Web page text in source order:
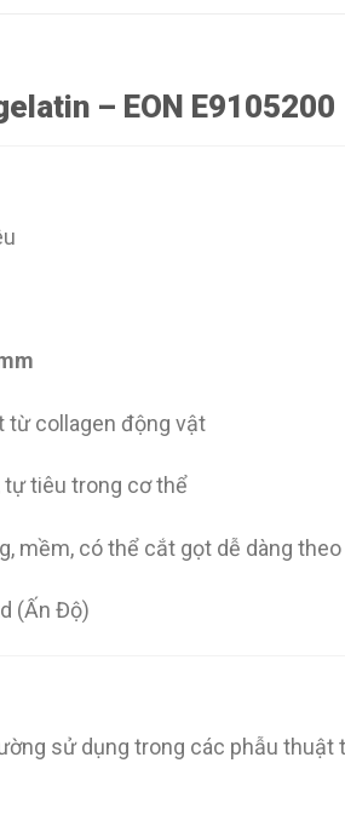
– EON E9105200
từ collagen động vật
tự tiêu trong cơ thể
mềm, có thể cắt gọt dễ dàng
(Ấn Độ)
sử dụng trong các phẫu thuật